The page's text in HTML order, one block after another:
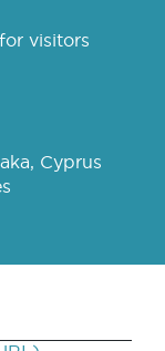
visitors
Cyprus